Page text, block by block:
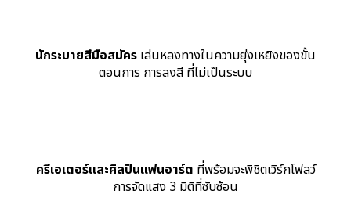
นักระบายสีมือสมัคร เล่นหลงทางในความยุ่งเหยิงของขั้น
ตอนการ การลงสี ที่ไม่เป็นระบบ
ครีเอเตอร์และศิลปินแฟนอาร์ต ที่พร้อมจะพิชิตเวิร์กโฟลว์
การจัดแสง 3 มิติที่ซับซ้อน